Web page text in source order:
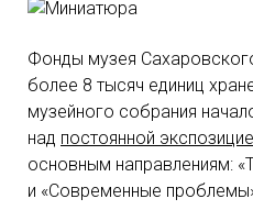
Фонды музея
более 8 тысяч единиц
музейного собрания
над постоянной
основным направлениям:
и «Современные